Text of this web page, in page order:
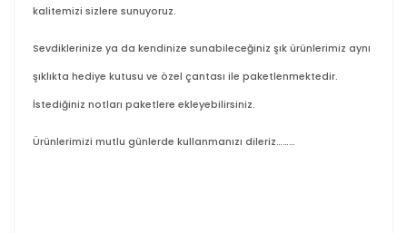
kalitemizi sizlere sunuyoruz.
Sevdiklerinize ya da kendinize sunabileceğiniz şık ürünlerimiz aynı
şıklıkta hediye kutusu ve özel çantası ile paketlenmektedir.
İstediğiniz notları paketlere ekleyebilirsiniz.
Ürünlerimizi mutlu günlerde kullanmanızı dileriz………